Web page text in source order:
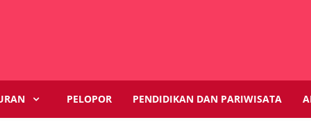
PELOPOR PENDIDIKAN DAN PARIWISATA